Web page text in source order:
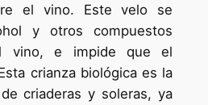
el vino. Este velo se
y otros compuestos
vino, e impide que el
crianza biológica es la
criaderas y soleras, ya